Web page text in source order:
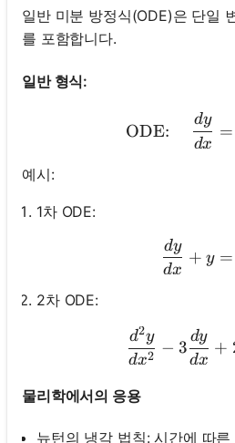
일반 미분 방정식(ODE)은 단일
를 포함합니다.
일반 형식:
ODE:
dx
dy
=
예시:
1차 ODE:
dx
dy
+ y =
2차 ODE:
dx2
d2y
− 3
dx
dy
+
물리학에서의 응용
뉴턴의 냉각 법칙: 시간에 따